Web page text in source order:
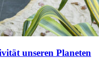
unseren Planeten